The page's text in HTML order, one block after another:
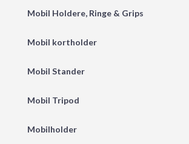
Mobil Holdere, Ringe & Grips
Mobil kortholder
Mobil Stander
Mobil Tripod
Mobilholder